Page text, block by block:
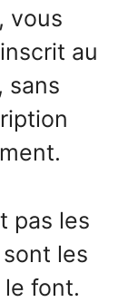
vous
au
sans
pas les
les
font.